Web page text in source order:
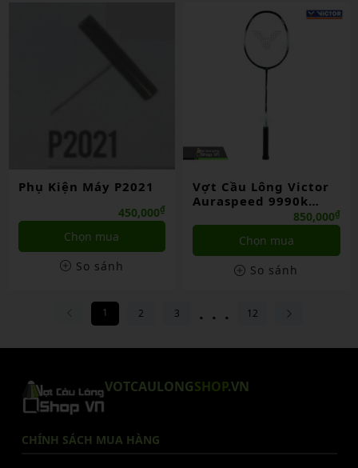
Phụ Kiện Máy P2021
450,000₫
Chọn mua
So sánh
Vợt Cầu Lông Victor
Auraspeed 9990k
850,000₫
Chọn mua
So sánh
1 2 3 ... 12
VOTCAULONGSHOP.VN
CHÍNH SÁCH MUA HÀNG